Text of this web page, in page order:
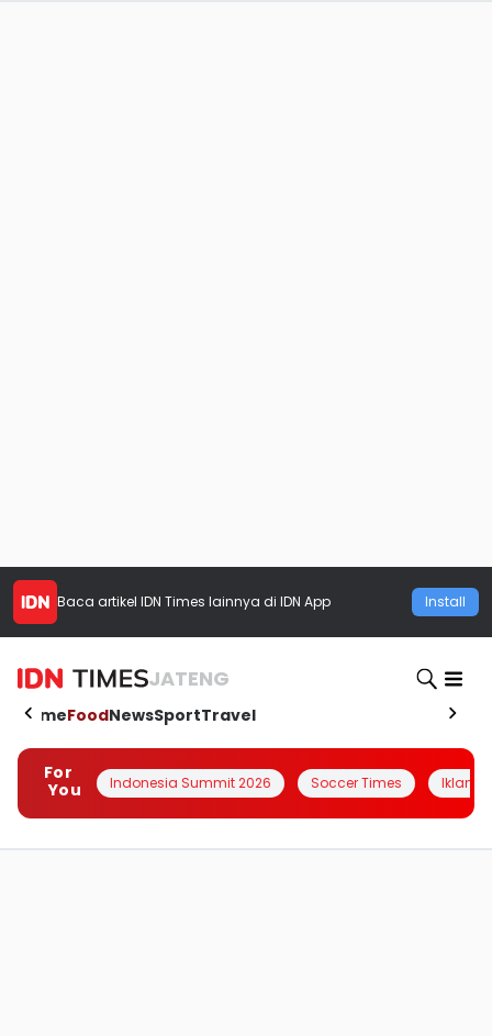
Baca artikel IDN Times lainnya di IDN App Install
JATENG
HomeFoodNewsSportTravel
For
You
Indonesia Summit 2026 Soccer Times Iklanin